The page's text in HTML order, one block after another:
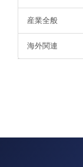
産業全般
海外関連